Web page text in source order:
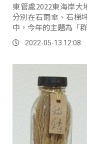
東管處2022東海岸
分別在石雨傘、石梯
中，今年的主題為「
2022-05-13 12:08